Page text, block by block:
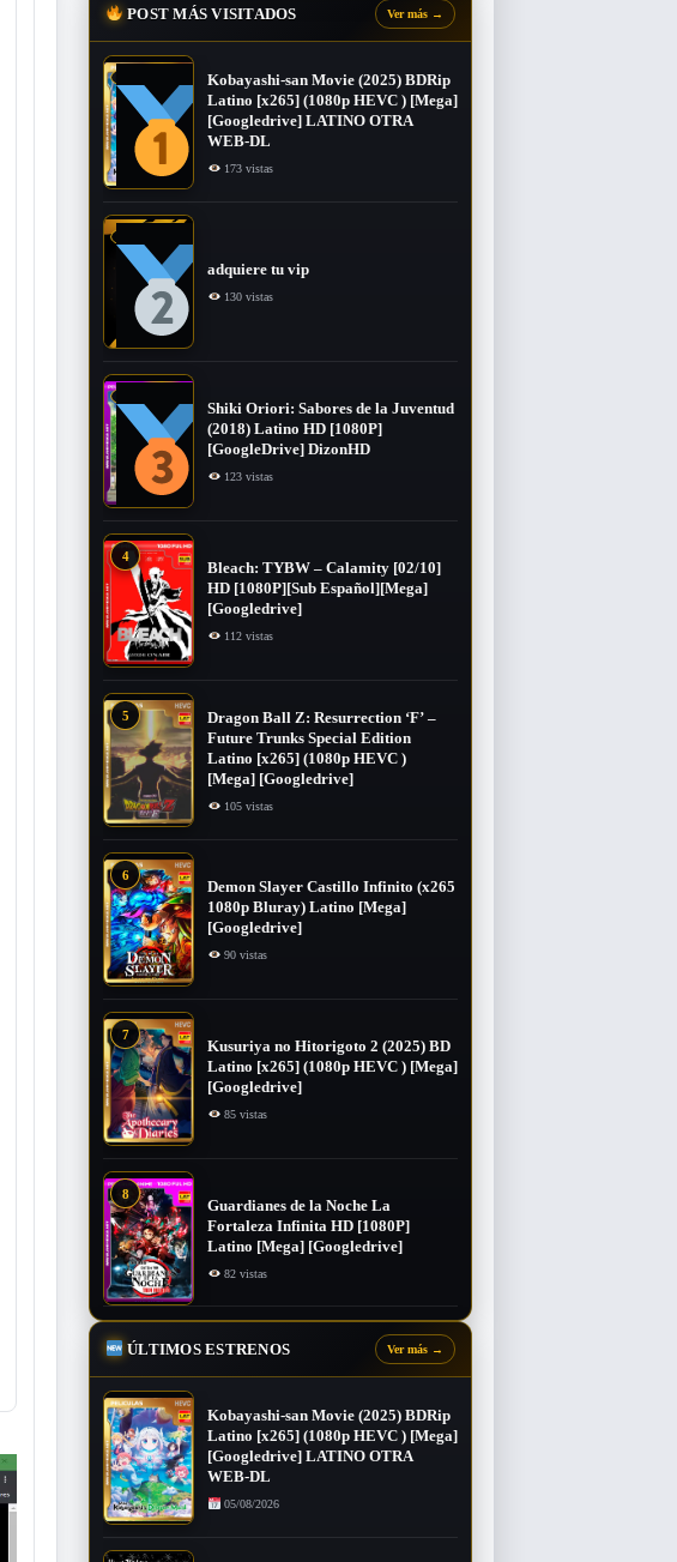
POST MÁS VISITADOS Ver más →
Kobayashi-san Movie (2025) BDRip
Latino [x265] (1080p HEVC ) [Mega]
[Googledrive] LATINO OTRA
WEB-DL
173 vistas
adquiere tu vip
130 vistas
Shiki Oriori: Sabores de la Juventud
(2018) Latino HD [1080P]
[GoogleDrive] DizonHD
123 vistas
4
Bleach: TYBW – Calamity [02/10]
HD [1080P][Sub Español][Mega]
[Googledrive]
112 vistas
5
Dragon Ball Z: Resurrection ‘F’ –
Future Trunks Special Edition
Latino [x265] (1080p HEVC )
[Mega] [Googledrive]
105 vistas
6
Demon Slayer Castillo Infinito (x265
1080p Bluray) Latino [Mega]
[Googledrive]
90 vistas
7
Kusuriya no Hitorigoto 2 (2025) BD
Latino [x265] (1080p HEVC ) [Mega]
[Googledrive]
85 vistas
8
Guardianes de la Noche La
Fortaleza Infinita HD [1080P]
Latino [Mega] [Googledrive]
82 vistas
ÚLTIMOS ESTRENOS Ver más →
Kobayashi-san Movie (2025) BDRip
Latino [x265] (1080p HEVC ) [Mega]
[Googledrive] LATINO OTRA
WEB-DL
05/08/2026